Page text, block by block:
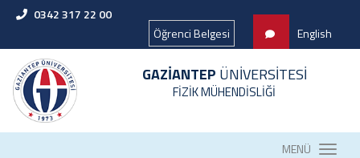
0342 317 22 00
Öğrenci Belgesi
English
GAZİANTEP ÜNİVERSİTESİ
FİZİK MÜHENDİSLİĞİ
MENÜ